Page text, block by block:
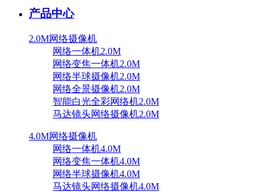
产品中心
2.0M网络摄像机
网络一体机2.0M
网络变焦一体机2.0M
网络半球摄像机2.0M
网络全景摄像机2.0M
智能白光全彩网络机2.0M
马达镜头网络摄像机2.0M
4.0M网络摄像机
网络一体机4.0M
网络变焦一体机4.0M
网络半球摄像机4.0M
马达镜头网络摄像机4.0M